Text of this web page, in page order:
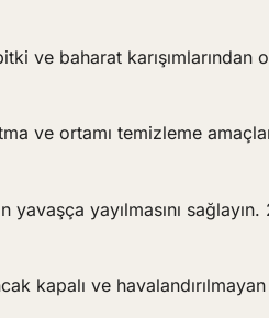
ve baharat karışımlarından
ve ortamı temizleme
yavaşça yayılmasını
kapalı ve